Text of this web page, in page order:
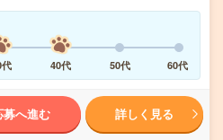
40代 50代 60代
募へ進む 詳しく見る